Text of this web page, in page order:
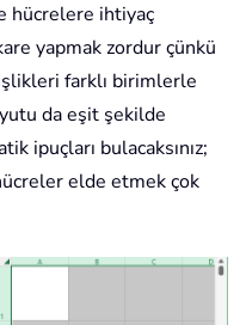
hücrelere ihtiyaç
yapmak zordur çünkü
farklı birimlerle
da eşit şekilde
ipuçları bulacaksınız;
elde etmek çok